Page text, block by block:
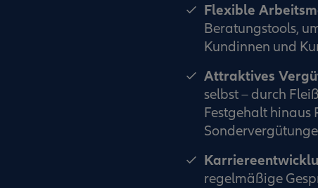
Flexible
Beratungstools,
Kundinnen und
Attraktives
selbst – durch
Festgehalt hinaus
regelmäßige